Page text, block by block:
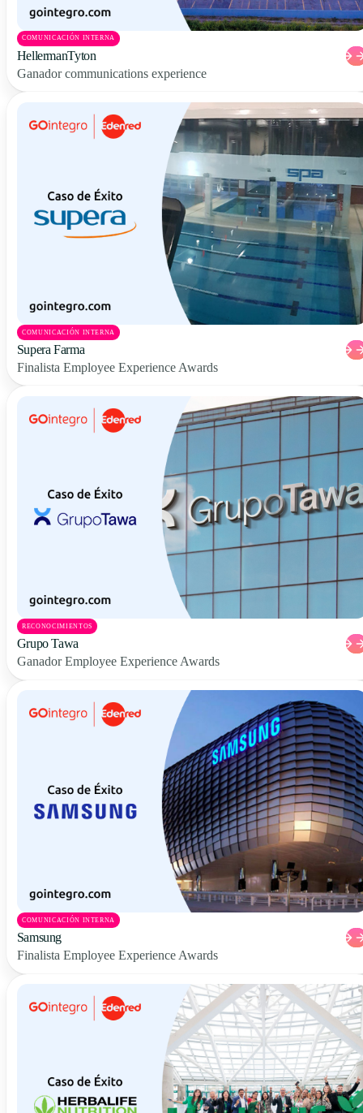
COMUNICACIÓN INTERNA
HellermanTyton
Ganador communications experience
COMUNICACIÓN INTERNA
Supera Farma
Finalista Employee Experience Awards
RECONOCIMIENTOS
Grupo Tawa
Ganador Employee Experience Awards
COMUNICACIÓN INTERNA
Samsung
Finalista Employee Experience Awards